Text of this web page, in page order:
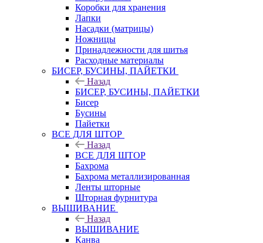
Коробки для хранения
Лапки
Насадки (матрицы)
Ножницы
Принадлежности для шитья
Расходные материалы
БИСЕР, БУСИНЫ, ПАЙЕТКИ
Назад
БИСЕР, БУСИНЫ, ПАЙЕТКИ
Бисер
Бусины
Пайетки
ВСЕ ДЛЯ ШТОР
Назад
ВСЕ ДЛЯ ШТОР
Бахрома
Бахрома металлизированная
Ленты шторные
Шторная фурнитура
ВЫШИВАНИЕ
Назад
ВЫШИВАНИЕ
Канва